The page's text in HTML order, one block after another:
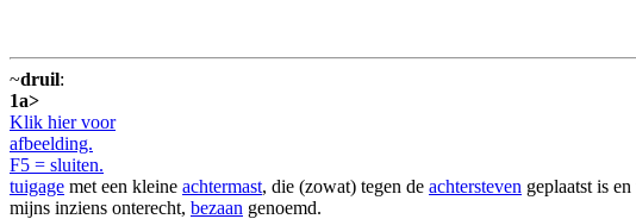
~druil:
1a>
Klik hier voor
afbeelding.
F5 = sluiten.
tuigage met een kleine achtermast, die (zowat) tegen de achtersteven geplaatst is
mijns inziens onterecht, bezaan genoemd.